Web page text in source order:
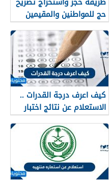
حج للمواطنين والمقيمين
1448
كيف اعرف درجة القدرات ..
الاستعلام عن نتائج اختبار
القدرات 1448